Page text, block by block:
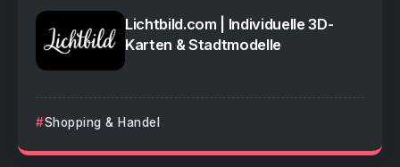
Lichtbild.com | Individuelle 3D-
Karten & Stadtmodelle
Shopping & Handel